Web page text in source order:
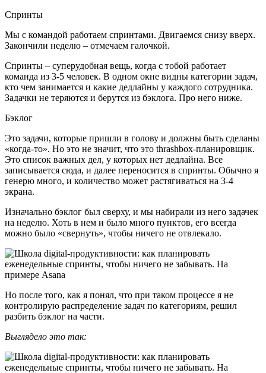
Спринты
Мы с командой работаем спринтами. Двигаемся снизу вверх.
Закончили неделю – отмечаем галочкой.
Спринты – суперудобная вещь, когда с тобой работает
команда из 3-5 человек. В одном окне видны категории задач,
кто чем занимается и какие дедлайны у каждого сотрудника.
Задачки не теряются и берутся из бэклога. Про него ниже.
Бэклог
Это задачи, которые пришли в голову и должны быть сделаны
«когда-то». Но это не значит, что это thrashbox-планировщик.
Это список важных дел, у которых нет дедлайна. Все
записывается сюда, и далее переносится в спринты. Обычно я
генерю много, и количество может растягиваться на 3-4
экрана.
Изначально бэклог был сверху, и мы набирали из него задачек
на неделю. Хоть в нем и было много пунктов, его всегда
можно было «свернуть», чтобы ничего не отвлекало.
Но после того, как я понял, что при таком процессе я не
контролирую распределение задач по категориям, решил
разбить бэклог на части.
Выглядело это так: